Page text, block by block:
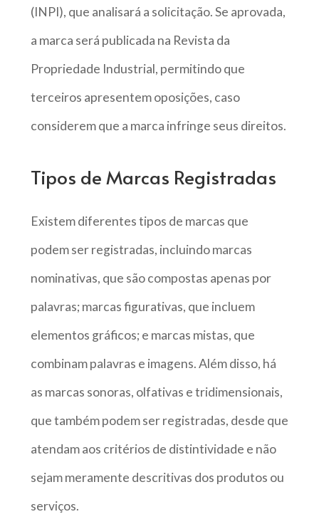
(INPI), que analisará a solicitação. Se aprovada,
a marca será publicada na Revista da
Propriedade Industrial, permitindo que
terceiros apresentem oposições, caso
considerem que a marca infringe seus direitos.
Tipos de Marcas Registradas
Existem diferentes tipos de marcas que
podem ser registradas, incluindo marcas
nominativas, que são compostas apenas por
palavras; marcas figurativas, que incluem
elementos gráficos; e marcas mistas, que
combinam palavras e imagens. Além disso, há
as marcas sonoras, olfativas e tridimensionais,
que também podem ser registradas, desde que
atendam aos critérios de distintividade e não
sejam meramente descritivas dos produtos ou
serviços.